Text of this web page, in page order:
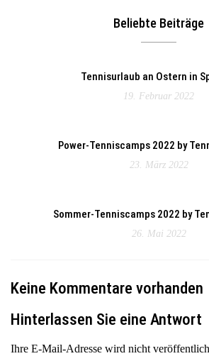
Beliebte Beiträge
Tennisurlaub an Ostern in
19. Februar 2022
Power-Tenniscamps 2022 by
23. März 2022
Sommer-Tenniscamps 2022 by
26. Mai 2022
Keine Kommentare vorhanden
Hinterlassen Sie eine Antwort
Ihre E-Mail-Adresse wird nicht